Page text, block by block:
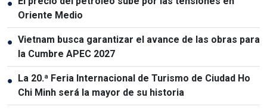
●
Oriente Medio
● Vietnam busca garantizar el avance de las obras para
la Cumbre APEC 2027
● La 20.ª Feria Internacional de Turismo de Ciudad Ho
Chi Minh será la mayor de su historia